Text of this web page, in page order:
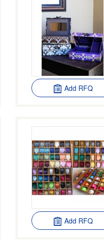
Add RFQ
Add RFQ